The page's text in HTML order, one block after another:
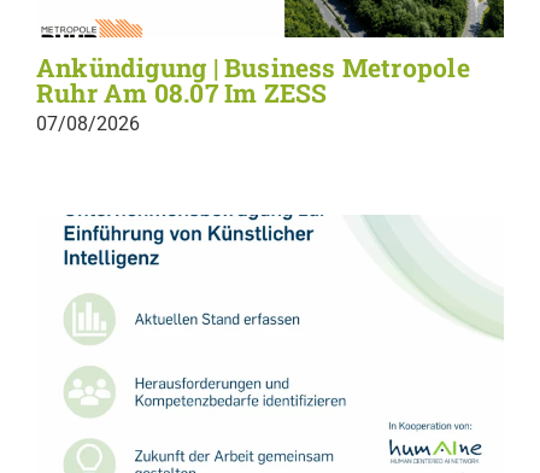
Ankündigung | Business Metropole
Ruhr Am 08.07 Im ZESS
07/08/2026